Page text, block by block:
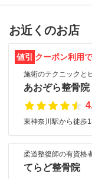
お近くのお店
値引 クーポン利用
施術のテクニックと
あおぞら整骨
東神奈川駅から徒歩
柔道整復師の有資格
てらど整骨院